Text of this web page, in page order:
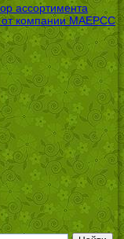
ассортимента
от компании МАЕРСС